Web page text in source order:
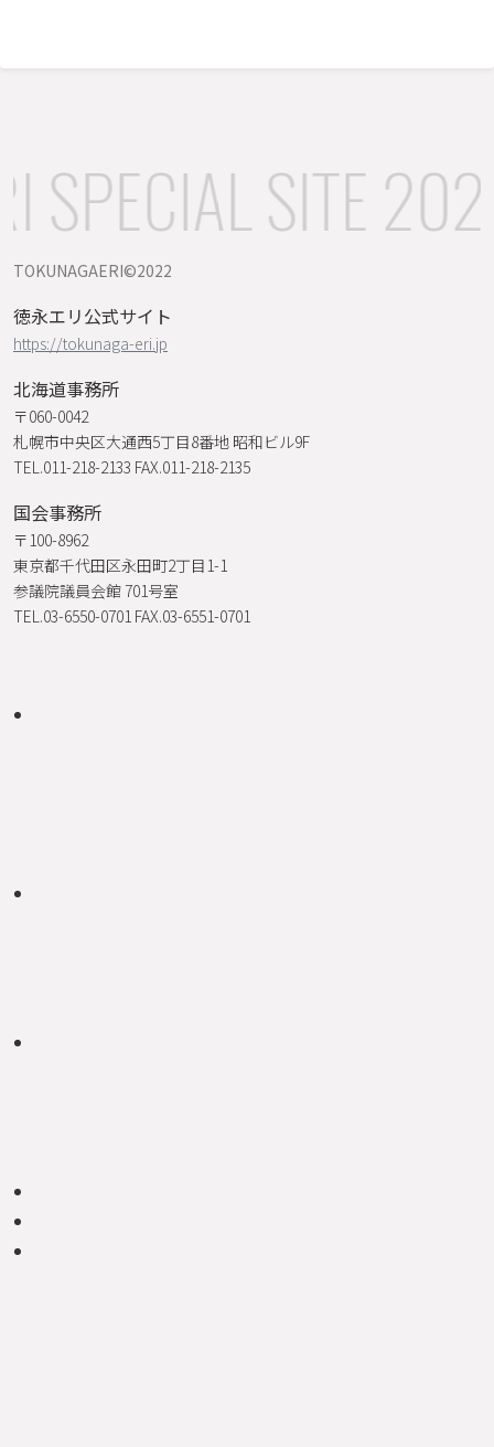
SPECIAL SITE
TOKUNAGAERI©️2022
徳永エリ公式サイト
https://tokunaga-eri.jp
北海道事務所
〒060-0042
札幌市中央区大通西5丁目8番地 昭和ビル9F
TEL.011-218-2133 FAX.011-218-2135
国会事務所
〒100-8962
東京都千代田区永田町2丁目1-1
参議院議員会館 701号室
TEL.03-6550-0701 FAX.03-6551-0701